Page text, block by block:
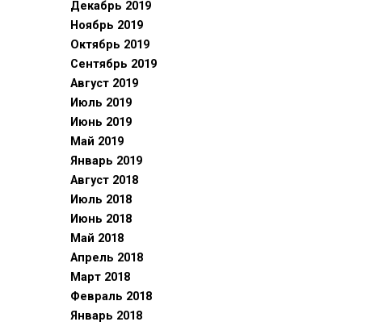
Декабрь 2019
Ноябрь 2019
Октябрь 2019
Сентябрь 2019
Август 2019
Июль 2019
Июнь 2019
Май 2019
Январь 2019
Август 2018
Июль 2018
Июнь 2018
Май 2018
Апрель 2018
Март 2018
Февраль 2018
Январь 2018